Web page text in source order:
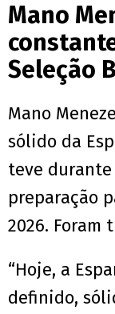
Mano
Seleção
Mano
sólido da
teve
preparação
2026. Foram
“Hoje, a
definido,